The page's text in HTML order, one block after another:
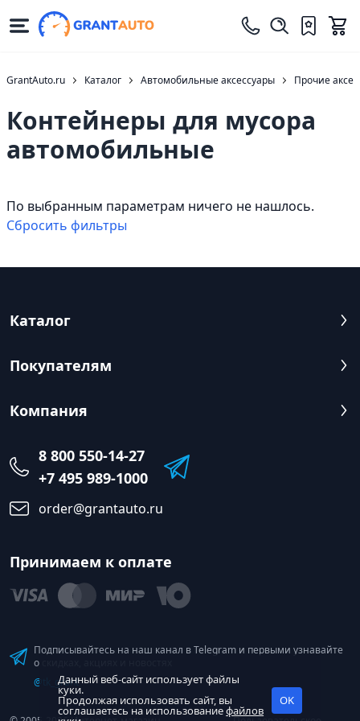
GrantAuto.ru Каталог Автомобильные аксессуары Прочие
Контейнеры для мусора
автомобильные
По выбранным параметрам ничего не нашлось.
Cбросить фильтры
Каталог
Покупателям
Компания
8 800 550-14-27
+7 495 989-1000
order@grantauto.ru
Принимаем к оплате
Подписывайтесь на наш канал в Telegram и первыми узнавайте
о скидках, акциях и новостях
@tk_grantДанный веб-сайт использует файлы
куки.
Продолжая использовать сайт, вы
соглашаетесь на использованиефайлов
OK